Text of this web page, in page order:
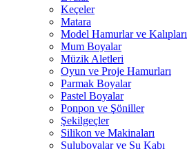
Keçeler
Matara
Model Hamurlar ve Kalıpları
Mum Boyalar
Müzik Aletleri
Oyun ve Proje Hamurları
Parmak Boyalar
Pastel Boyalar
Ponpon ve Şöniller
Şekilgeçler
Silikon ve Makinaları
Suluboyalar ve Su Kabı